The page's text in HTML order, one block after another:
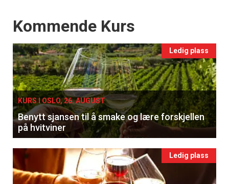
Events
Kommende Kurs
Ledig plass
KURS I OSLO, 26. AUGUST
Benytt sjansen til å smake og lære forskjellen
på hvitviner
Ledig plass